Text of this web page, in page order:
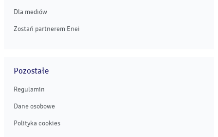
Dla mediów
Zostań partnerem Enei
Pozostałe
Regulamin
Dane osobowe
Polityka cookies